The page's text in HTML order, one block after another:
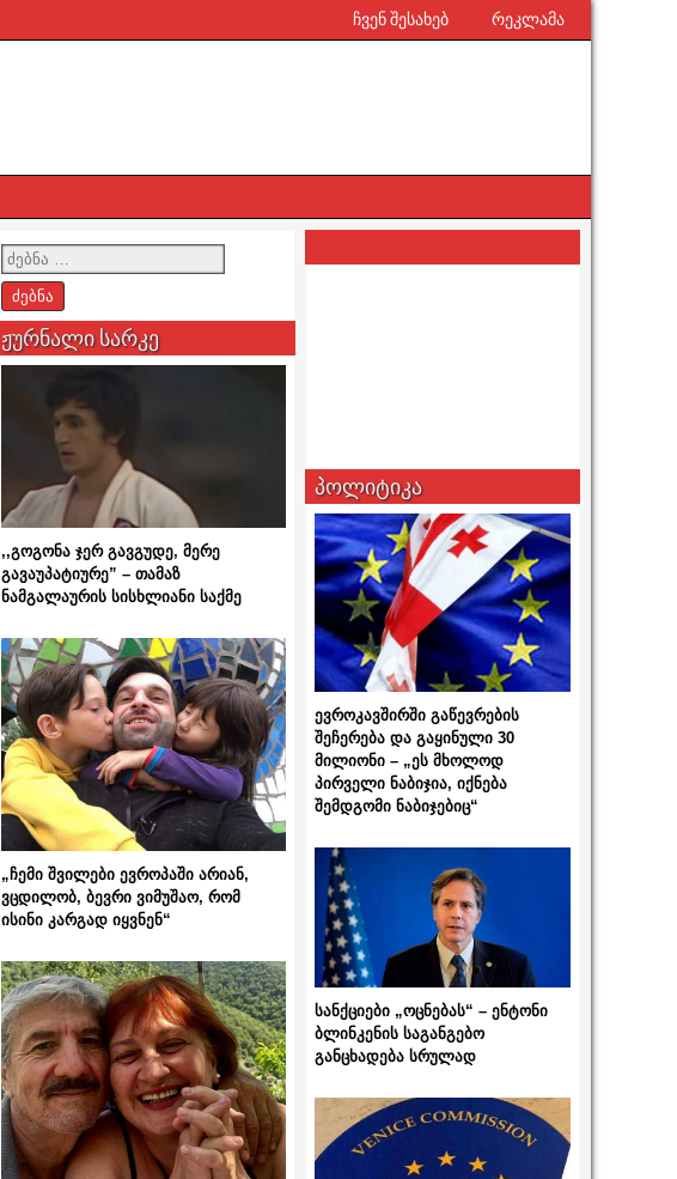
ჩვენ შესახებ რეკლამა
ჟურნალი სარკე
,,გოგონა ჯერ გავგუდე, მერე
გავაუპატიურე” – თამაზ
ნამგალაურის სისხლიანი საქმე
„ჩემი შვილები ევროპაში არიან,
ვცდილობ, ბევრი ვიმუშაო, რომ
ისინი კარგად იყვნენ“
პოლიტიკა
ევროკავშირში გაწევრების
შეჩერება და გაყინული 30
მილიონი – „ეს მხოლოდ
პირველი ნაბიჯია, იქნება
შემდგომი ნაბიჯებიც“
სანქციები „ოცნებას“ – ენტონი
ბლინკენის საგანგებო
განცხადება სრულად